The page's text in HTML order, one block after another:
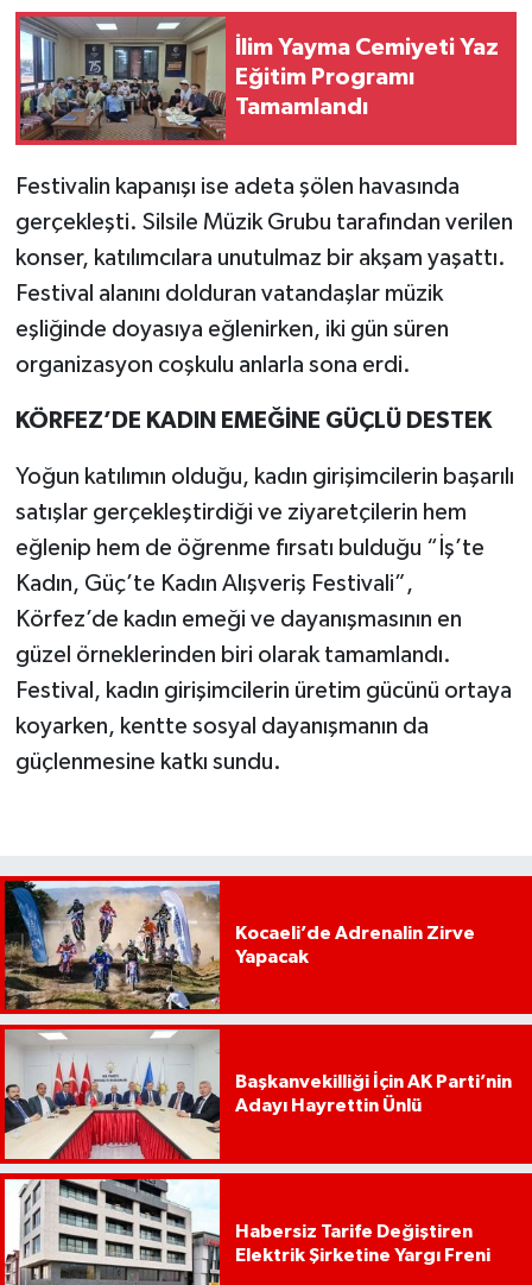
İlim Yayma Cemiyeti Yaz
Eğitim Programı
Tamamlandı
Festivalin kapanışı ise adeta şölen havasında
gerçekleşti. Silsile Müzik Grubu tarafından verilen
konser, katılımcılara unutulmaz bir akşam yaşattı.
Festival alanını dolduran vatandaşlar müzik
eşliğinde doyasıya eğlenirken, iki gün süren
organizasyon coşkulu anlarla sona erdi.
KÖRFEZ’DE KADIN EMEĞİNE GÜÇLÜ DESTEK
Yoğun katılımın olduğu, kadın girişimcilerin başarılı
satışlar gerçekleştirdiği ve ziyaretçilerin hem
eğlenip hem de öğrenme fırsatı bulduğu “İş’te
Kadın, Güç’te Kadın Alışveriş Festivali”,
Körfez’de kadın emeği ve dayanışmasının en
güzel örneklerinden biri olarak tamamlandı.
Festival, kadın girişimcilerin üretim gücünü ortaya
koyarken, kentte sosyal dayanışmanın da
güçlenmesine katkı sundu.
Kocaeli’de Adrenalin Zirve
Yapacak
Başkanvekilliği İçin AK Parti’nin
Adayı Hayrettin Ünlü
Habersiz Tarife Değiştiren
Elektrik Şirketine Yargı Freni